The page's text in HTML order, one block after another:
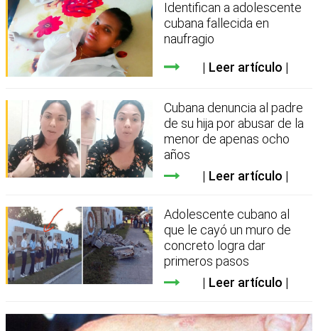
Identifican a adolescente
cubana fallecida en
naufragio
Leer artículo
Cubana denuncia al padre
de su hija por abusar de la
menor de apenas ocho
años
Leer artículo
Adolescente cubano al
que le cayó un muro de
concreto logra dar
primeros pasos
Leer artículo